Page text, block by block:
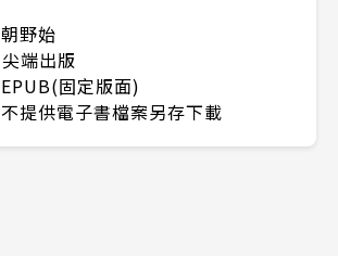
朝野始
尖端出版
EPUB(固定版面)
不提供電子書檔案另存下載